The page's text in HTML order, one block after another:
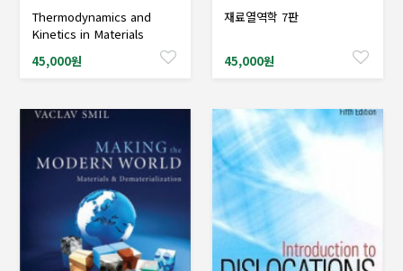
샘플도서신청
Thermodynamics and
Kinetics in Materials
Science: A Short Course
Includes CD-ROM
45,000원
샘플도서신청
재료열역학 7판
45,000원